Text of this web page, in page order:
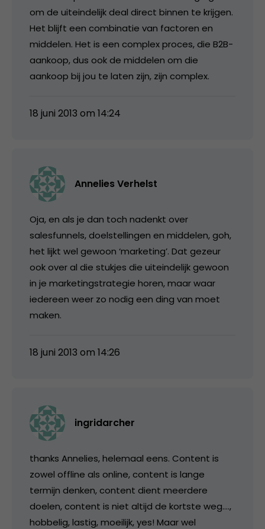
om de uiteindelijk deal direct binnen te krijgen.
Het blijft een combinatie van factoren en
middelen. Het is een complex proces, die B2B-
aankoop, dus ook de middelen om die
aankoop bij jou te laten zijn, zijn complex.
18 juni 2013 om 14:24
Annelies Verhelst
Oja, en als je dan toch nadenkt over
salesfunnels, doelstellingen en middelen, goh,
het lijkt wel gewoon ‘marketing’. Dat gezeur
ook over al die stukjes die uiteindelijk gewoon
in je marketingstrategie horen, maar waar
iedereen weer zo nodig een ding van moet
maken.
18 juni 2013 om 14:26
ingridarcher
thanks Annelies, helemaal eens. Content is
zowel offline als online, content is lange
termijn denken, content dient meerdere
doelen, content is niet altijd de kortste weg….,
hobbelig, lastig, moeilijk, yes! Maar wel